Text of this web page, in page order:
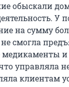
обыскали
У
на сумму
смогла
и
управляла
клиентам